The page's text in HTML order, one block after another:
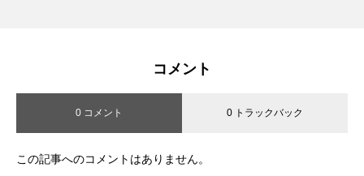
コメント
0 コメント 0 トラックバック
この記事へのコメントはありません。